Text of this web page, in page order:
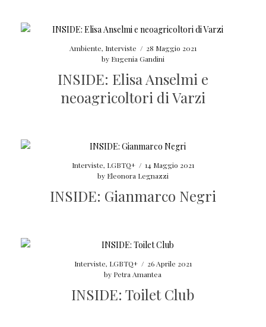
Ambiente, Interviste / 28 Maggio 2021
by Eugenia Gandini
INSIDE: Elisa Anselmi e
neoagricoltori di Varzi
Interviste, LGBTQ+ / 14 Maggio 2021
by Eleonora Legnazzi
INSIDE: Gianmarco Negri
Interviste, LGBTQ+ / 26 Aprile 2021
by Petra Amantea
INSIDE: Toilet Club